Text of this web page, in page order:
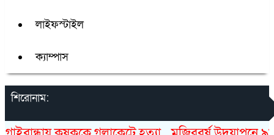
লাইফস্টাইল
ক্যাম্পাস
শিরোনাম: